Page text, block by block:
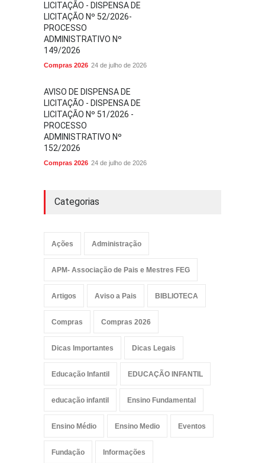
LICITAÇÃO - DISPENSA DE
LICITAÇÃO Nº 52/2026-
PROCESSO
ADMINISTRATIVO Nº
149/2026
Compras 2026 24 de julho de 2026
AVISO DE DISPENSA DE
LICITAÇÃO - DISPENSA DE
LICITAÇÃO Nº 51/2026 -
PROCESSO
ADMINISTRATIVO Nº
152/2026
Compras 2026 24 de julho de 2026
Categorias
Ações Administração
APM- Associação de Pais e Mestres FEG
Artigos Aviso a Pais BIBLIOTECA
Compras Compras 2026
Dicas Importantes Dicas Legais
Educação Infantil EDUCAÇÃO INFANTIL
educação infantil Ensino Fundamental
Ensino Médio Ensino Medio Eventos
Fundação Informações